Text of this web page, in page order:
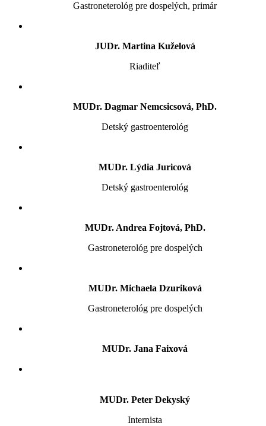
Gastroneterológ pre dospelých, primár
JUDr. Martina Kuželová
Riaditeľ
MUDr. Dagmar Nemcsicsová, PhD.
Detský gastroenterológ
MUDr. Lýdia Juricová
Detský gastroenterológ
MUDr. Andrea Fojtová, PhD.
Gastroneterológ pre dospelých
MUDr. Michaela Dzuriková
Gastroneterológ pre dospelých
MUDr. Jana Faixová
MUDr. Peter Dekyský
Internista